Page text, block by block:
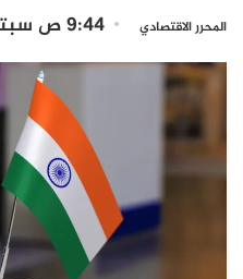
المحرر الاقتصادي 9:44 ص سبتمبر 2, 2025